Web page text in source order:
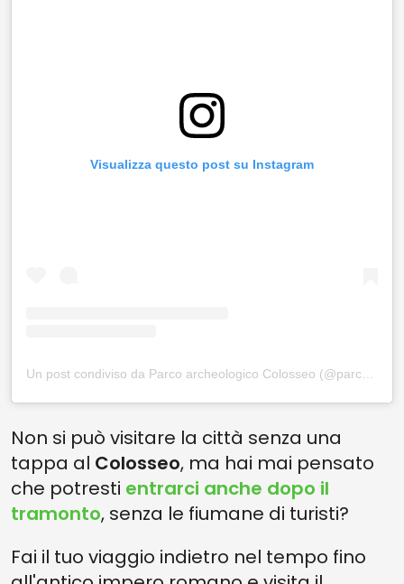
Visualizza questo post su Instagram
Non si può visitare la città senza una
tappa al Colosseo, ma hai mai pensato
che potresti entrarci anche dopo il
tramonto, senza le fiumane di turisti?
Fai il tuo viaggio indietro nel tempo fino